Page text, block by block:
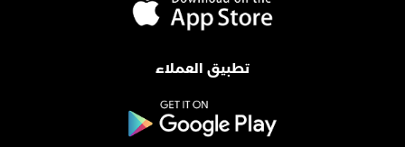
تطبيق العملاء